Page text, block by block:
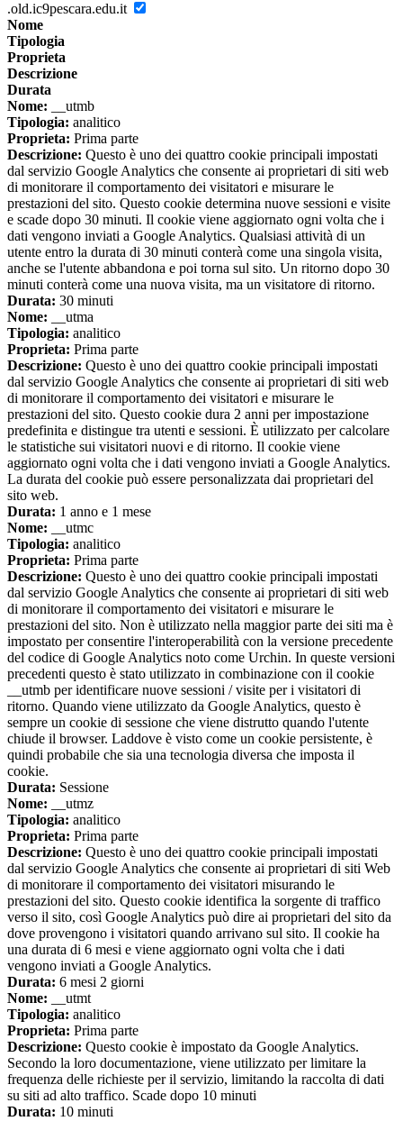
.old.ic9pescara.edu.it
Nome
Tipologia
Proprieta
Descrizione
Durata
Nome: __utmb
Tipologia: analitico
Proprieta: Prima parte
Descrizione: Questo è uno dei quattro cookie principali impostati
dal servizio Google Analytics che consente ai proprietari di siti web
di monitorare il comportamento dei visitatori e misurare le
prestazioni del sito. Questo cookie determina nuove sessioni e visite
e scade dopo 30 minuti. Il cookie viene aggiornato ogni volta che i
dati vengono inviati a Google Analytics. Qualsiasi attività di un
utente entro la durata di 30 minuti conterà come una singola visita,
anche se l'utente abbandona e poi torna sul sito. Un ritorno dopo 30
minuti conterà come una nuova visita, ma un visitatore di ritorno.
Durata: 30 minuti
Nome: __utma
Tipologia: analitico
Proprieta: Prima parte
Descrizione: Questo è uno dei quattro cookie principali impostati
dal servizio Google Analytics che consente ai proprietari di siti web
di monitorare il comportamento dei visitatori e misurare le
prestazioni del sito. Questo cookie dura 2 anni per impostazione
predefinita e distingue tra utenti e sessioni. È utilizzato per calcolare
le statistiche sui visitatori nuovi e di ritorno. Il cookie viene
aggiornato ogni volta che i dati vengono inviati a Google Analytics.
La durata del cookie può essere personalizzata dai proprietari del
sito web.
Durata: 1 anno e 1 mese
Nome: __utmc
Tipologia: analitico
Proprieta: Prima parte
Descrizione: Questo è uno dei quattro cookie principali impostati
dal servizio Google Analytics che consente ai proprietari di siti web
di monitorare il comportamento dei visitatori e misurare le
prestazioni del sito. Non è utilizzato nella maggior parte dei siti ma è
impostato per consentire l'interoperabilità con la versione precedente
del codice di Google Analytics noto come Urchin. In queste versioni
precedenti questo è stato utilizzato in combinazione con il cookie
__utmb per identificare nuove sessioni / visite per i visitatori di
ritorno. Quando viene utilizzato da Google Analytics, questo è
sempre un cookie di sessione che viene distrutto quando l'utente
chiude il browser. Laddove è visto come un cookie persistente, è
quindi probabile che sia una tecnologia diversa che imposta il
cookie.
Durata: Sessione
Nome: __utmz
Tipologia: analitico
Proprieta: Prima parte
Descrizione: Questo è uno dei quattro cookie principali impostati
dal servizio Google Analytics che consente ai proprietari di siti Web
di monitorare il comportamento dei visitatori misurando le
prestazioni del sito. Questo cookie identifica la sorgente di traffico
verso il sito, così Google Analytics può dire ai proprietari del sito da
dove provengono i visitatori quando arrivano sul sito. Il cookie ha
una durata di 6 mesi e viene aggiornato ogni volta che i dati
vengono inviati a Google Analytics.
Durata: 6 mesi 2 giorni
Nome: __utmt
Tipologia: analitico
Proprieta: Prima parte
Descrizione: Questo cookie è impostato da Google Analytics.
Secondo la loro documentazione, viene utilizzato per limitare la
frequenza delle richieste per il servizio, limitando la raccolta di dati
su siti ad alto traffico. Scade dopo 10 minuti
Durata: 10 minuti